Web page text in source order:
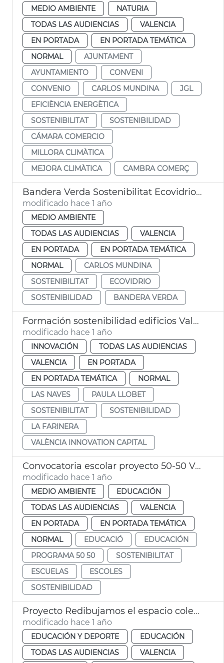
MEDIO AMBIENTE
NATURIA
TODAS LAS AUDIENCIAS
VALENCIA
EN PORTADA
EN PORTADA TEMÁTICA
NORMAL
AJUNTAMENT
AYUNTAMIENTO
CONVENI
CONVENIO
CARLOS MUNDINA
JGL
EFICIÈNCIA ENERGÈTICA
SOSTENIBILITAT
SOSTENIBILIDAD
CÁMARA COMERCIO
MILLORA CLIMÀTICA
MEJORA CLIMÀTICA
CAMBRA COMERÇ
Bandera Verda Sostenibilitat Ecovidrio València 2024
modificado hace 1 año
MEDIO AMBIENTE
TODAS LAS AUDIENCIAS
VALENCIA
EN PORTADA
EN PORTADA TEMÁTICA
NORMAL
CARLOS MUNDINA
SOSTENIBILITAT
ECOVIDRIO
SOSTENIBILIDAD
BANDERA VERDA
Formación sostenibilidad edificios València
modificado hace 1 año
INNOVACIÓN
TODAS LAS AUDIENCIAS
VALENCIA
EN PORTADA
EN PORTADA TEMÁTICA
NORMAL
LAS NAVES
PAULA LLOBET
SOSTENIBILITAT
SOSTENIBILIDAD
LA FARINERA
VALÈNCIA INNOVATION CAPITAL
Convocatoria escolar proyecto 50-50 València
modificado hace 1 año
MEDIO AMBIENTE
EDUCACIÓN
TODAS LAS AUDIENCIAS
VALENCIA
EN PORTADA
EN PORTADA TEMÁTICA
NORMAL
EDUCACIÓ
EDUCACIÓN
PROGRAMA 50 50
SOSTENIBILITAT
ESCUELAS
ESCOLES
SOSTENIBILIDAD
Proyecto Redibujamos el espacio colegios València
modificado hace 1 año
EDUCACIÓN Y DEPORTE
EDUCACIÓN
TODAS LAS AUDIENCIAS
VALENCIA